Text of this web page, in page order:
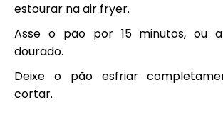
estourar na air fryer.
Asse o pão por 15 minutos, ou
dourado.
Deixe o pão esfriar
cortar.